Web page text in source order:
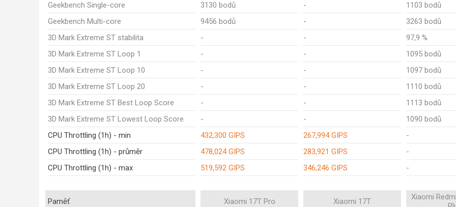
Geekbench Single-core
3130 bodů -
1103 bodů
Geekbench Multi-core
9456 bodů -
3263 bodů
3D Mark Extreme ST stabilita
- -
97,9 %
3D Mark Extreme ST Loop 1
- -
1095 bodů
3D Mark Extreme ST Loop 10
- -
1097 bodů
3D Mark Extreme ST Loop 20
- -
1110 bodů
3D Mark Extreme ST Best Loop Score
- -
1113 bodů
3D Mark Extreme ST Lowest Loop Score
- -
1090 bodů
CPU Throttling (1h) - min
432,300 GIPS 267,994 GIPS
-
CPU Throttling (1h) - průměr
478,024 GIPS 283,921 GIPS
-
CPU Throttling (1h) - max
519,592 GIPS 346,246 GIPS -
Paměť Xiaomi 17T Pro Xiaomi 17T
Xiaomi